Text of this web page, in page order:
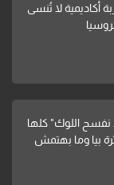
أكاديمية لا تُنسى
ياسمين يسري: "يلا نفسح اللوك" كلها
بيا وما بهتمش